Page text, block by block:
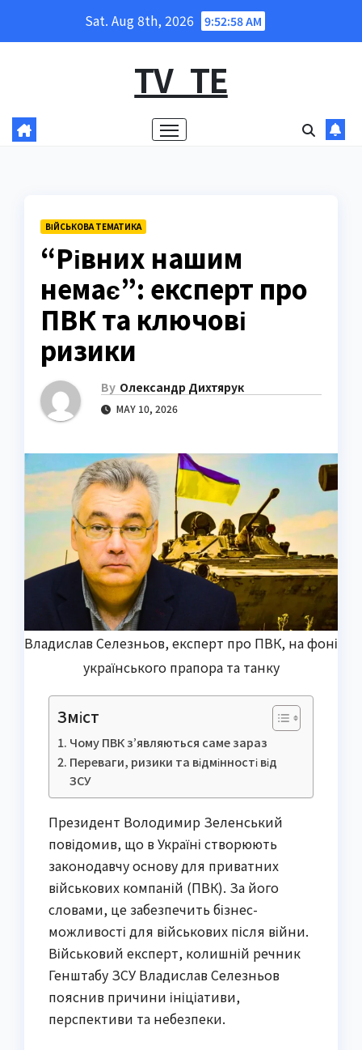
Sat. Aug 8th, 2026 9:52:59 AM
TV_TE
ВІЙСЬКОВА ТЕМАТИКА
“Рівних нашим
немає”: експерт про
ПВК та ключові
ризики
By Олександр Дихтярук
MAY 10, 2026
Владислав Селезньов, експерт про ПВК, на фоні
українського прапора та танку
Зміст
Чому ПВК з’являються саме зараз
Переваги, ризики та відмінності від
ЗСУ
Президент Володимир Зеленський
повідомив, що в Україні створюють
законодавчу основу для приватних
військових компаній (ПВК). За його
словами, це забезпечить бізнес-
можливості для військових після війни.
Військовий експерт, колишній речник
Генштабу ЗСУ Владислав Селезньов
пояснив причини ініціативи,
перспективи та небезпеки.